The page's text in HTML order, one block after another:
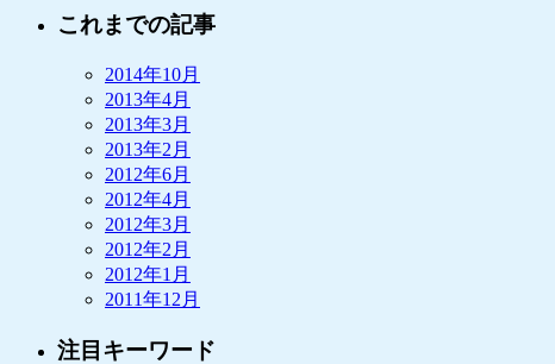
これまでの記事
2014年10月
2013年4月
2013年3月
2013年2月
2012年6月
2012年4月
2012年3月
2012年2月
2012年1月
2011年12月
注目キーワード